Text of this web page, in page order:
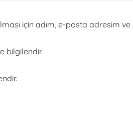
için adım, e-posta adresim
bilgilendir.